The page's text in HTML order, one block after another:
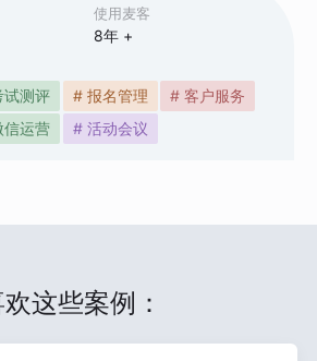
使用麦客
8年 +
试测评 # 报名管理
# 客户服务
信运营 # 活动会议
这些案例：